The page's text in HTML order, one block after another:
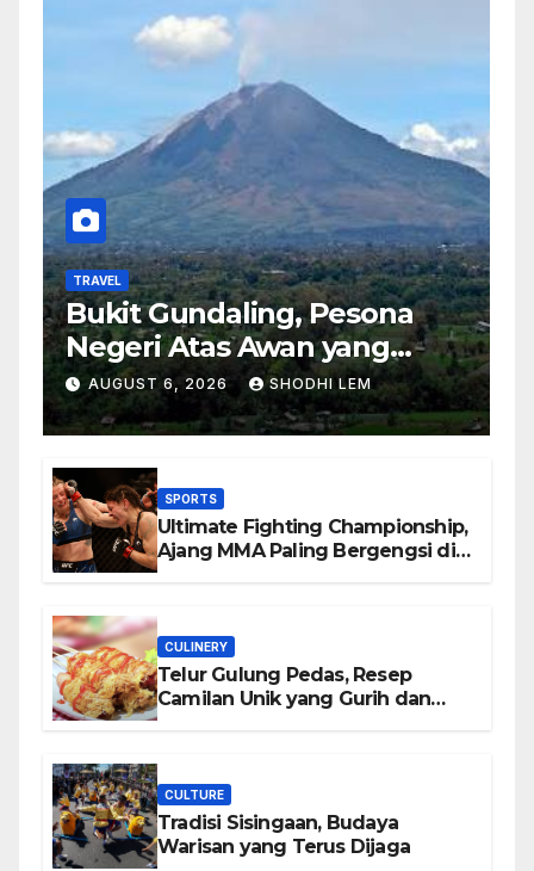
TRAVEL
Bukit Gundaling, Pesona
Negeri Atas Awan yang
Menyimpan Keindahan
Alam Berkesan
AUGUST 6, 2026 SHODHI LEM
SPORTS
Ultimate Fighting Championship,
Ajang MMA Paling Bergengsi di
CULINERY
Telur Gulung Pedas, Resep
Camilan Unik yang Gurih dan
CULTURE
Tradisi Sisingaan, Budaya
Warisan yang Terus Dijaga